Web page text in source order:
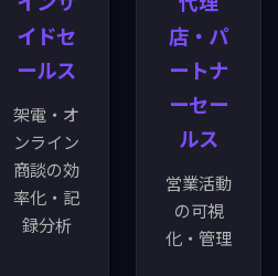
イドセ
ールス
架電・オ
ンライン
商談の効
率化・記
録分析
店・パ
ートナ
ーセー
ルス
営業活動
の可視
化・管理